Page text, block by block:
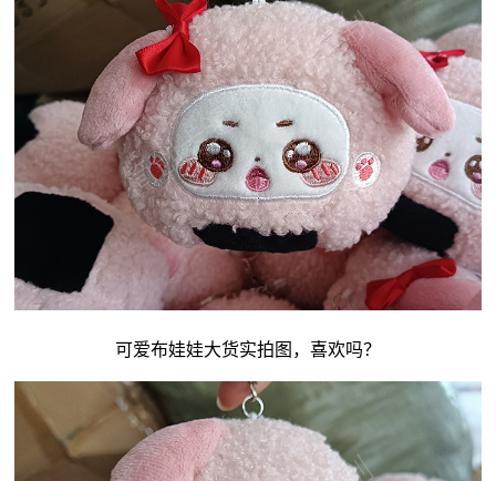
可爱布娃娃大货实拍图，喜欢吗？